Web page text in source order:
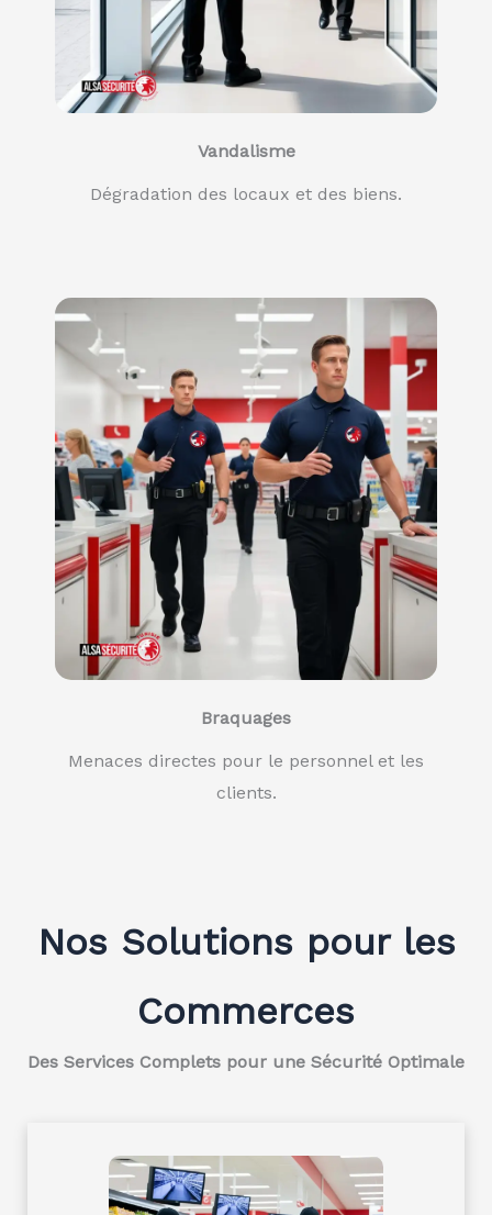
Vandalisme
Dégradation des locaux et des biens.
Braquages
Menaces directes pour le personnel et les
clients.
Nos Solutions pour les
Commerces
Des Services Complets pour une Sécurité Optimale